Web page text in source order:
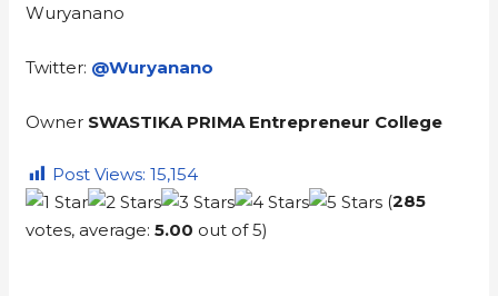
Wuryanano
Twitter: @Wuryanano
Owner SWASTIKA PRIMA Entrepreneur College
Post Views: 15,154
(285
votes, average:5.00 out of 5)